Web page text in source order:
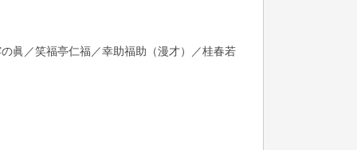
眞／笑福亭仁福／幸助福助（漫才）／桂春若